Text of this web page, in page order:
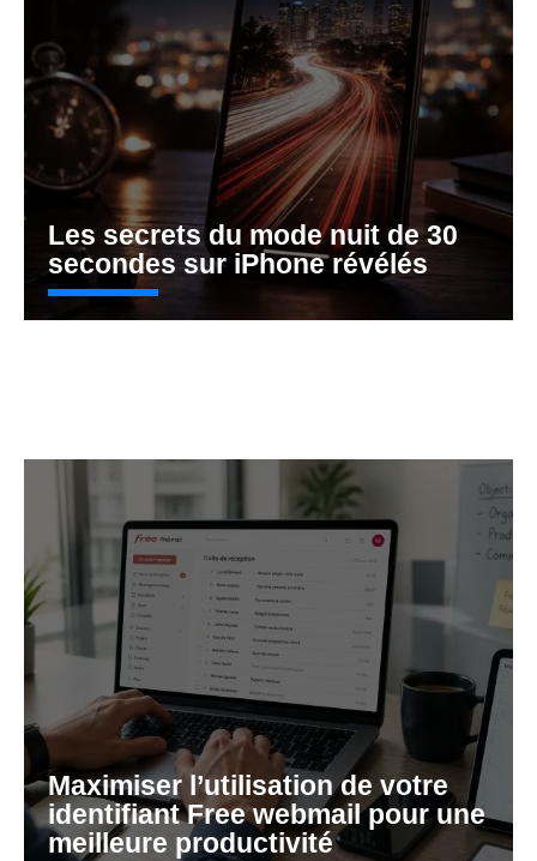
Les secrets du mode nuit de 30
secondes sur iPhone révélés
Maximiser l’utilisation de votre
identifiant Free webmail pour une
meilleure productivité